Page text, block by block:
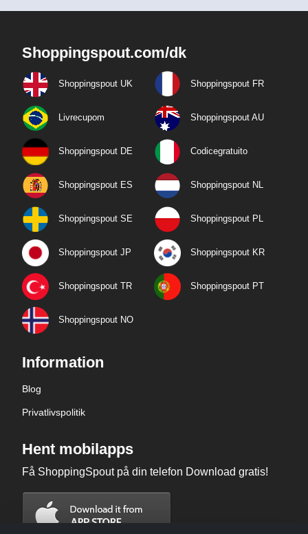
Shoppingspout.com/dk
Shoppingspout UK Shoppingspout FR
Livrecupom Shoppingspout AU
Shoppingspout DE Codicegratuito
Shoppingspout ES Shoppingspout NL
Shoppingspout SE Shoppingspout PL
Shoppingspout JP Shoppingspout KR
Shoppingspout TR Shoppingspout PT
Shoppingspout NO
Information
Blog
Privatlivspolitik
Hent mobilapps
Få ShoppingSpout på din telefon Download gratis!